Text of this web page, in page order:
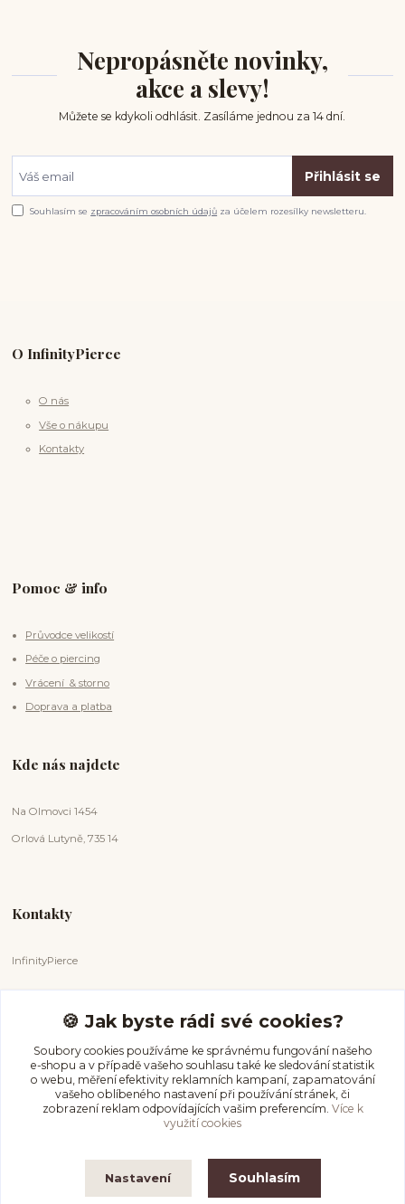
Nepropásněte novinky,
akce a slevy!
Můžete se kdykoli odhlásit. Zasíláme jednou za 14 dní.
Přihlásit se
Souhlasím se zpracováním osobních údajů za účelem rozesílky newsletteru.
O InfinityPierce
O nás
Vše o nákupu
Kontakty
Pomoc & info
Průvodce velikostí
Péče o piercing
Vrácení & storno
Doprava a platba
Kde nás najdete
Na Olmovci 1454
Orlová Lutyně, 735 14
Kontakty
InfinityPierce
+420 731 681 038
(Po-Ne, 9-18 hod.)
info@infinitypierce.cz
🍪 Jak byste rádi své cookies?
Soubory cookies používáme ke správnému fungování našeho
e-shopu a v případě vašeho souhlasu také ke sledování statistik
o webu, měření efektivity reklamních kampaní, zapamatování
vašeho oblíbeného nastavení při používání stránek, či
zobrazení reklam odpovídajících vašim preferencím. Více k
využití cookies
Nastavení Souhlasím